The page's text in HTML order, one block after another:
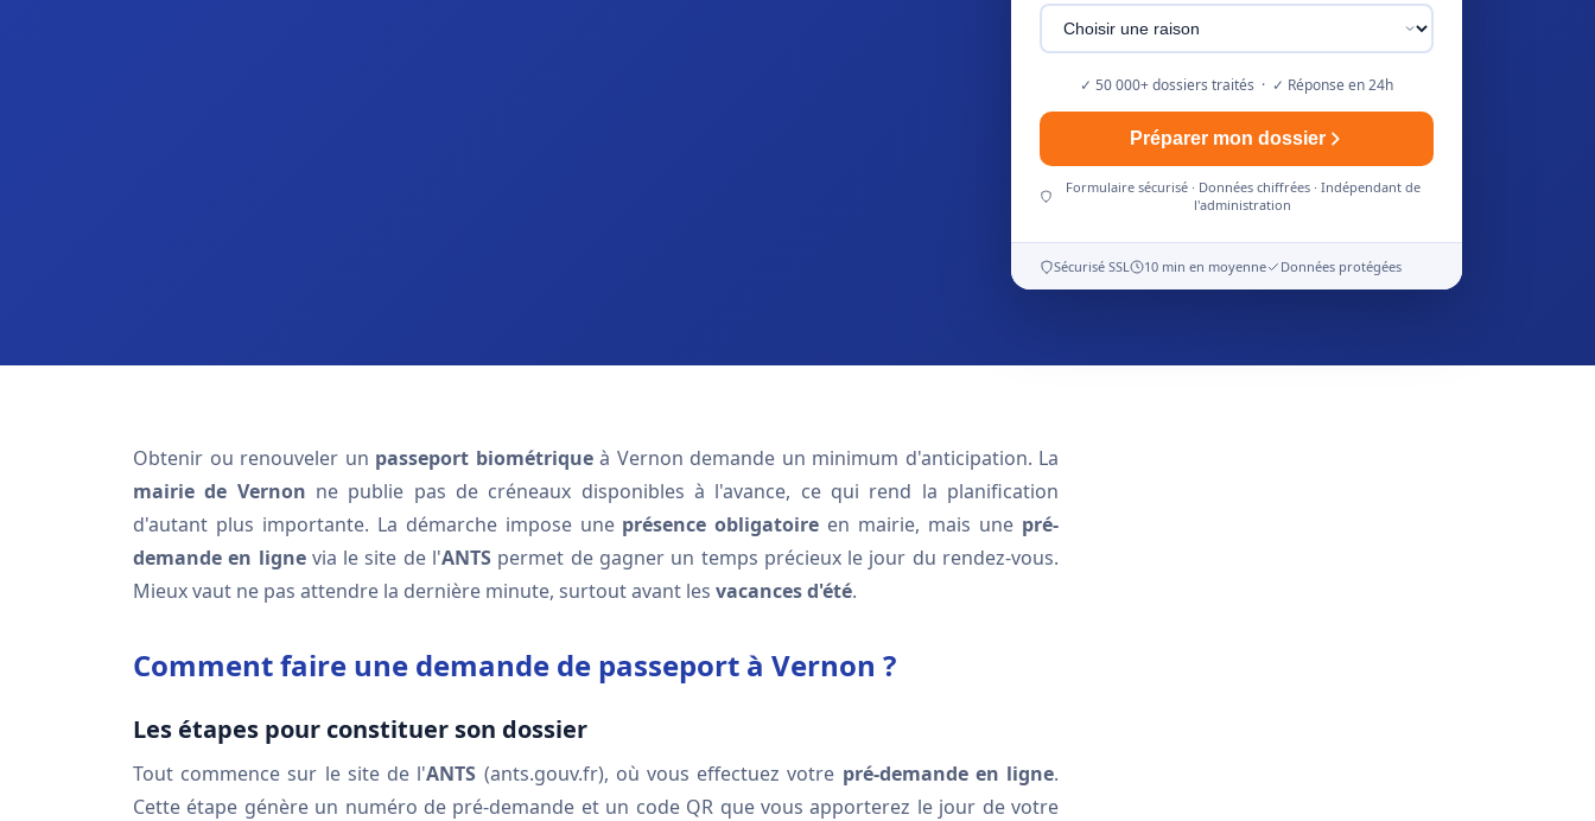
✓ 50 000+ dossiers traités · ✓ Réponse en 24h
Préparer mon dossier
Formulaire sécurisé · Données chiffrées · Indépendant de
l'administration
Sécurisé SSL 10 min en moyenne Données protégées
Obtenir ou renouveler un passeport biométriqueà Vernon demande un minimum d'anticipation. La
mairie de Vernon ne publie pas de créneaux disponibles à l'avance, ce qui rend la planification
d'autant plus importante. La démarche impose une présence obligatoire en mairie, mais une pré-
demande en lignevia le site de l'ANTS permet de gagner un temps précieux le jour du rendez-vous.
Mieux vaut ne pas attendre la dernière minute, surtout avant les vacances d'été.
Comment faire une demande de passeport à Vernon ?
Les étapes pour constituer son dossier
Tout commence sur le site de l'ANTS (ants.gouv.fr), où vous effectuez votre pré-demande en ligne.
Cette étape génère un numéro de pré-demande et un code QR que vous apporterez le jour de votre